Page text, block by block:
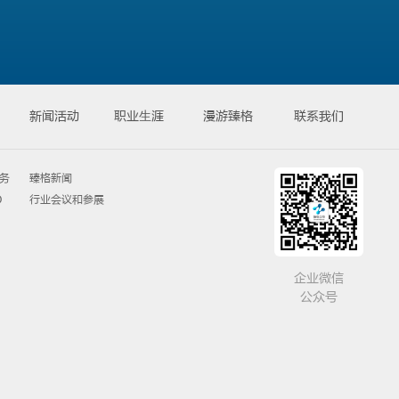
新闻活动 职业⽣涯 漫游臻格 联系我们
臻格新闻
行业会议和参展
企业微信
公众号